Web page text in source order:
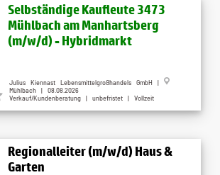
Selbständige Kaufleute 3473
Mühlbach am Manhartsberg
(m/w/d) - Hybridmarkt
Julius Kiennast Lebensmittelgroßhandels GmbH |
Mühlbach | 08.08.2026
Verkauf/Kundenberatung | unbefristet | Vollzeit
Regionalleiter (m/w/d) Haus &
Garten